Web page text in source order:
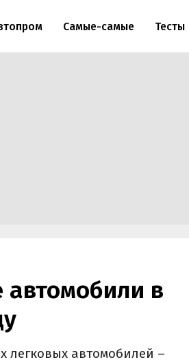
Самые-самые Тесты
в
легковых автомобилей –